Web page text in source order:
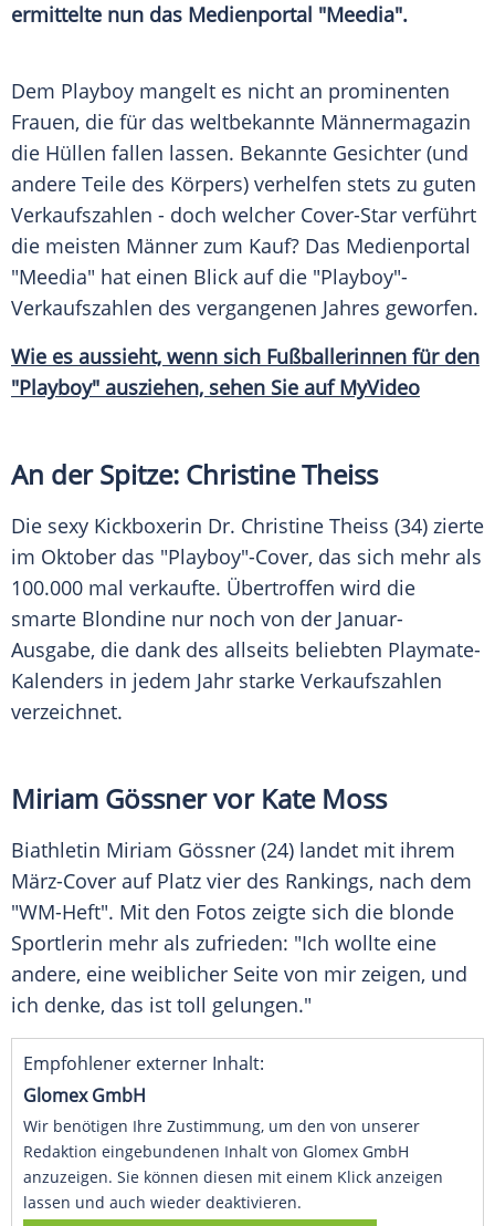
ermittelte nun das Medienportal "Meedia".
Dem Playboy mangelt es nicht an prominenten
Frauen, die für das weltbekannte Männermagazin
die Hüllen fallen lassen. Bekannte Gesichter (und
andere Teile des Körpers) verhelfen stets zu guten
Verkaufszahlen - doch welcher Cover-Star verführt
die meisten Männer zum Kauf? Das Medienportal
"Meedia" hat einen Blick auf die "Playboy"-
Verkaufszahlen des vergangenen Jahres geworfen.
Wie es aussieht, wenn sich Fußballerinnen für den
"Playboy" ausziehen, sehen Sie auf MyVideo
An der Spitze: Christine Theiss
Die sexy Kickboxerin Dr. Christine Theiss (34) zierte
im Oktober das "Playboy"-Cover, das sich mehr als
100.000 mal verkaufte. Übertroffen wird die
smarte Blondine nur noch von der Januar-
Ausgabe, die dank des allseits beliebten Playmate-
Kalenders in jedem Jahr starke Verkaufszahlen
verzeichnet.
Miriam Gössnervor Kate Moss
Biathletin Miriam Gössner (24) landet mit ihrem
März-Cover auf Platz vier des Rankings, nach dem
"WM-Heft". Mit den Fotos zeigte sich die blonde
Sportlerin mehr als zufrieden: "Ich wollte eine
andere, eine weiblicher Seite von mir zeigen, und
ich denke, das ist toll gelungen."
Empfohlener externer Inhalt:
Glomex GmbH
Wir benötigen Ihre Zustimmung, um den von unserer
Redaktion eingebundenen Inhalt von Glomex GmbH
anzuzeigen. Sie können diesen mit einem Klick anzeigen
lassen und auch wieder deaktivieren.